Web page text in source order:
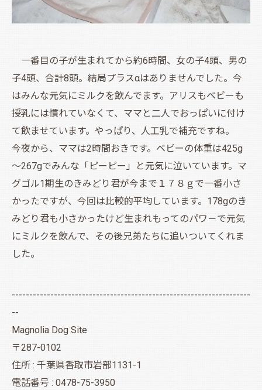
一番目の子が生まれてから約6時間、女の子4頭、男の
子4頭、合計8頭。結局プラスαはありませんでした。今
はみんな元気にミルクを飲んでます。アリスもベビーも
授乳には慣れていなくて、ママと二人でおっぱいに付け
て飲ませています。やっぱり、人工乳で補充ですね。
今夜から、ママは2時間おきです。ベビーの体重は425g
～267gでみんな「ピーピー」と元気に泣いています。マ
グゴル1期生のきみどり君が今まで１７８ｇで一番小さ
かったですが、今回は比較的平均しています。178gのき
みどり君も小さかったけど生まれもってのパワ－で元気
にミルクを飲んで、その後兄弟たちに追いついてくれま
した。
--------------------------------------------------------------------
--
Magnolia Dog Site
〒287-0102
住所 : 千葉県香取市岩部1131-1
電話番号 : 0478-75-3950